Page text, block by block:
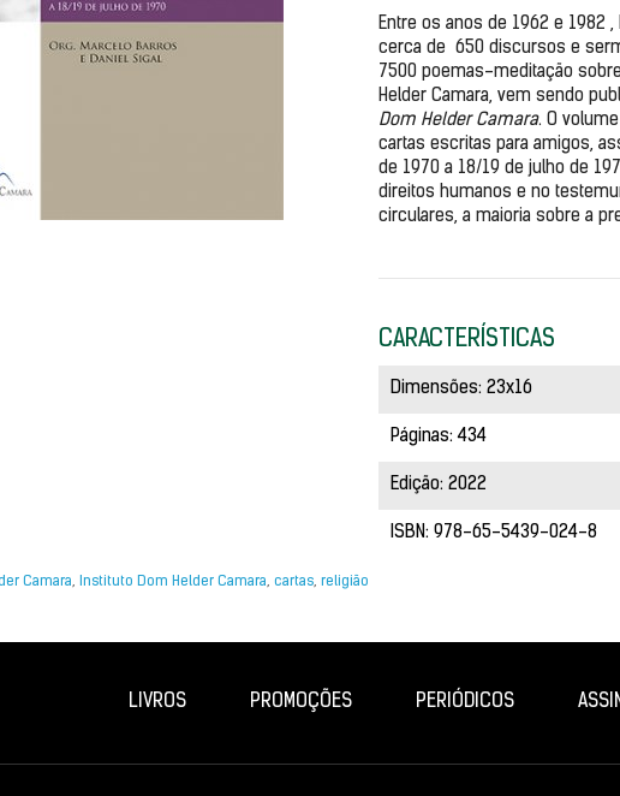
Entre os anos de 1962 e 1982
cerca de  650 discursos e
7500 poemas-meditação
Helder Camara, vem sendo
Dom Helder Camara. O
cartas escritas para amigos,
de 1970 a 18/19 de julho de
direitos humanos e no
circulares, a maioria sobre a
CARACTERÍSTICAS
Dimensões: 23x16
Páginas: 434
Edição: 2022
ISBN: 978-65-5439-024-8
Camara, Instituto Dom Helder Camara, cartas, religião
LIVROS PROMOÇÕES PERIÓDICOS